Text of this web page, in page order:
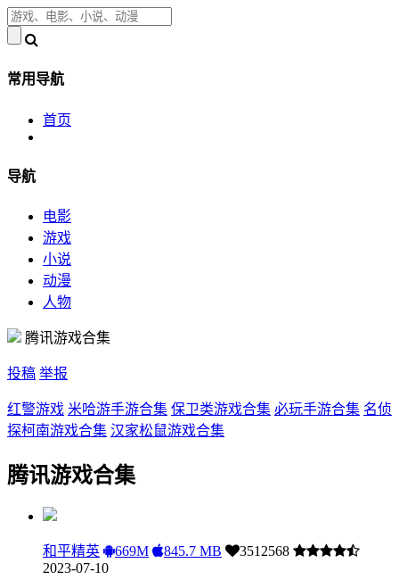
常用导航
首页
导航
电影
游戏
小说
动漫
人物
腾讯游戏合集
投稿 举报
红警游戏 米哈游手游合集 保卫类游戏合集 必玩手游合集 名侦
探柯南游戏合集 汉家松鼠游戏合集
腾讯游戏合集
和平精英 669M 845.7 MB
3512568
2023-07-10